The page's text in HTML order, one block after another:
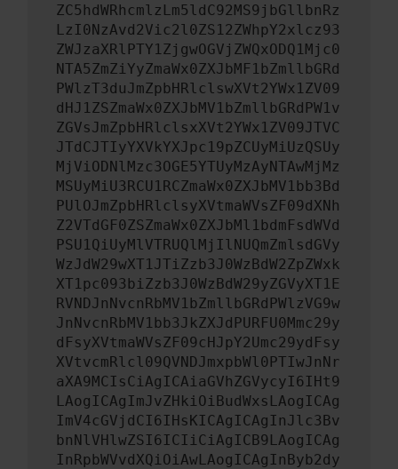
ZC5hdWRhcmlzLm5ldC92MS9jbGllbnRz
LzI0NzAvd2Vic2l0ZS12ZWhpY2xlcz93
ZWJzaXRlPTY1ZjgwOGVjZWQxODQ1Mjc0
NTA5ZmZiYyZmaWx0ZXJbMF1bZmllbGRd
PWlzT3duJmZpbHRlclswXVt2YWx1ZV09
dHJ1ZSZmaWx0ZXJbMV1bZmllbGRdPW1v
ZGVsJmZpbHRlclsxXVt2YWx1ZV09JTVC
JTdCJTIyYXVkYXJpc19pZCUyMiUzQSUy
MjViODNlMzc3OGE5YTUyMzAyNTAwMjMz
MSUyMiU3RCU1RCZmaWx0ZXJbMV1bb3Bd
PUlOJmZpbHRlclsyXVtmaWVsZF09dXNh
Z2VTdGF0ZSZmaWx0ZXJbMl1bdmFsdWVd
PSU1QiUyMlVTRUQlMjIlNUQmZmlsdGVy
WzJdW29wXT1JTiZzb3J0WzBdW2ZpZWxk
XT1pc093biZzb3J0WzBdW29yZGVyXT1E
RVNDJnNvcnRbMV1bZmllbGRdPWlzVG9w
JnNvcnRbMV1bb3JkZXJdPURFU0Mmc29y
dFsyXVtmaWVsZF09cHJpY2Umc29ydFsy
XVtvcmRlcl09QVNDJmxpbWl0PTIwJnNr
aXA9MCIsCiAgICAiaGVhZGVycyI6IHt9
LAogICAgImJvZHkiOiBudWxsLAogICAg
ImV4cGVjdCI6IHsKICAgICAgInJlc3Bv
bnNlVHlwZSI6ICIiCiAgICB9LAogICAg
InRpbWVvdXQiOiAwLAogICAgInByb2dy